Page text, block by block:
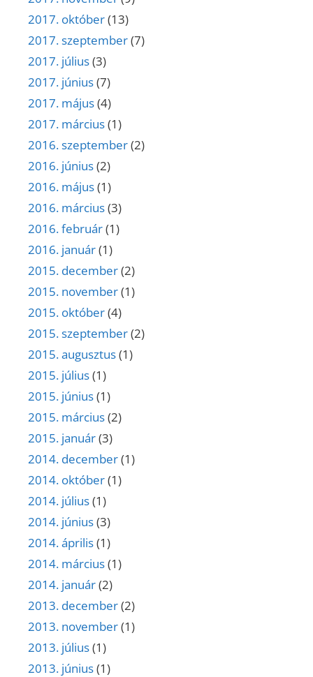
2017. október(13)
2017. szeptember(7)
2017. július(3)
2017. június(7)
2017. május(4)
2017. március(1)
2016. szeptember(2)
2016. június(2)
2016. május(1)
2016. március(3)
2016. február(1)
2016. január(1)
2015. december(2)
2015. november(1)
2015. október(4)
2015. szeptember(2)
2015. augusztus(1)
2015. július(1)
2015. június(1)
2015. március(2)
2015. január(3)
2014. december(1)
2014. október(1)
2014. július(1)
2014. június(3)
2014. április(1)
2014. március(1)
2014. január(2)
2013. december(2)
2013. november(1)
2013. július(1)
2013. június(1)